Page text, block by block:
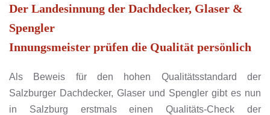
Der Landesinnung der Dachdecker, Glaser &
Spengler
Innungsmeister prüfen die Qualität persönlich
Als Beweis für den hohen Qualitätsstandard der
Salzburger Dachdecker, Glaser und Spengler gibt es nun
in Salzburg erstmals einen Qualitäts-Check der